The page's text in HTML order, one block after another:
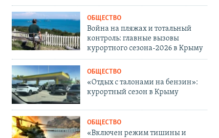
ОБЩЕСТВО
Война на пляжах и тотальный
контроль: главные вызовы
курортного сезона-2026 в Крыму
ОБЩЕСТВО
«Отдых с талонами на бензин»:
курортный сезон в Крыму
ОБЩЕСТВО
«Включен режим тишины и